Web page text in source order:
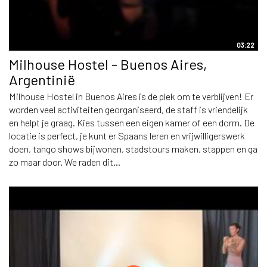
03:22
Milhouse Hostel - Buenos Aires,
Argentinië
Milhouse Hostel in Buenos Aires is de plek om te verblijven! Er
worden veel activiteiten georganiseerd, de staff is vriendelijk
en helpt je graag. Kies tussen een eigen kamer of een dorm. De
locatie is perfect, je kunt er Spaans leren en vrijwilligerswerk
doen, tango shows bijwonen, stadstours maken, stappen en ga
zo maar door. We raden dit...